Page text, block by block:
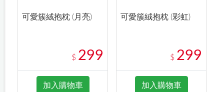
可愛簇絨抱枕 (月亮)
$ 299
加入購物車
可愛簇絨抱枕 (彩虹)
$ 299
加入購物車